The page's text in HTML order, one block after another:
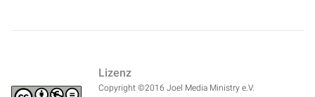
bagatellisieren und die Augen zudrücken und für unwichtig
erklären. Bei aller Liebe und aller Freundlichkeit hat
Lizenz
Copyright ©2016 Joel Media Ministry e.V.